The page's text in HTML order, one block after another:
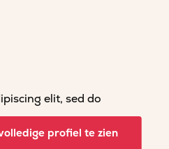
elit, sed do
elit, sed do
elit, sed do
profiel te zien